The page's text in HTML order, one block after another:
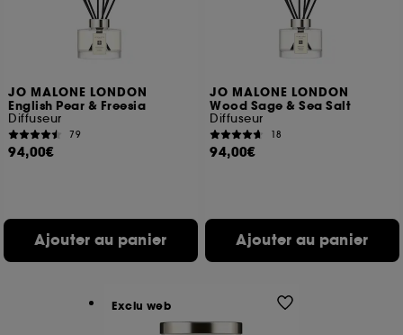
JO MALONE LONDON
English Pear & Freesia
Diffuseur
79
94,00€
Ajouter au panier
JO MALONE LONDON
Wood Sage & Sea Salt
Diffuseur
18
94,00€
Ajouter au panier
Exclu web